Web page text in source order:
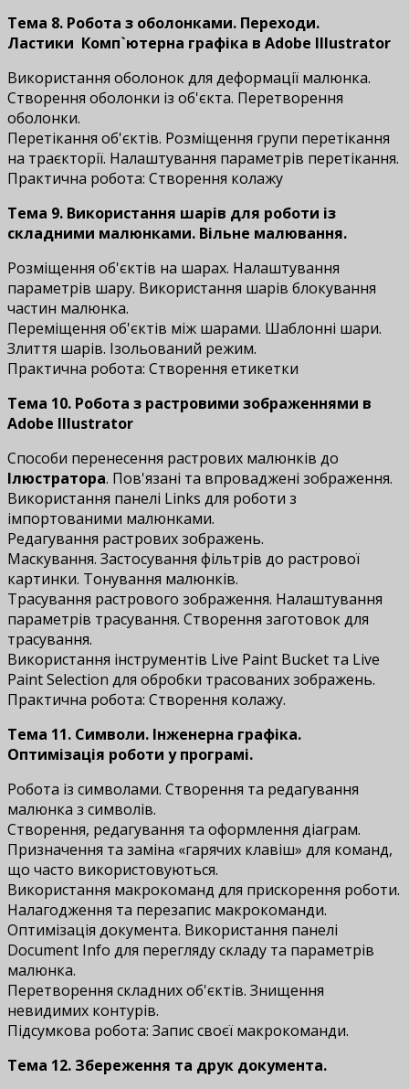
Тема 8. Робота з оболонками. Переходи.
Ластики Комп`ютерна графіка в Adobe Illustrator
Використання оболонок для деформації малюнка.
Створення оболонки із об'єкта. Перетворення
оболонки.
Перетікання об'єктів. Розміщення групи перетікання
на траєкторії. Налаштування параметрів перетікання.
Практична робота: Створення колажу
Тема 9. Використання шарів для роботи із
складними малюнками. Вільне малювання.
Розміщення об'єктів на шарах. Налаштування
параметрів шару. Використання шарів блокування
частин малюнка.
Переміщення об'єктів між шарами. Шаблонні шари.
Злиття шарів. Ізольований режим.
Практична робота: Створення етикетки
Тема 10. Робота з растровими зображеннями в
Adobe Illustrator
Способи перенесення растрових малюнків до
Ілюстратора. Пов'язані та впроваджені зображення.
Використання панелі Links для роботи з
імпортованими малюнками.
Редагування растрових зображень.
Маскування. Застосування фільтрів до растрової
картинки. Тонування малюнків.
Трасування растрового зображення. Налаштування
параметрів трасування. Створення заготовок для
трасування.
Використання інструментів Live Paint Bucket та Live
Paint Selection для обробки трасованих зображень.
Практична робота: Створення колажу.
Тема 11. Символи. Інженерна графіка.
Оптимізація роботи у програмі.
Робота із символами. Створення та редагування
малюнка з символів.
Створення, редагування та оформлення діаграм.
Призначення та заміна «гарячих клавіш» для команд,
що часто використовуються.
Використання макрокоманд для прискорення роботи.
Налагодження та перезапис макрокоманди.
Оптимізація документа. Використання панелі
Document Info для перегляду складу та параметрів
малюнка.
Перетворення складних об'єктів. Знищення
невидимих ​​контурів.
Підсумкова робота: Запис своєї макрокоманди.
Тема 12. Збереження та друк документа.